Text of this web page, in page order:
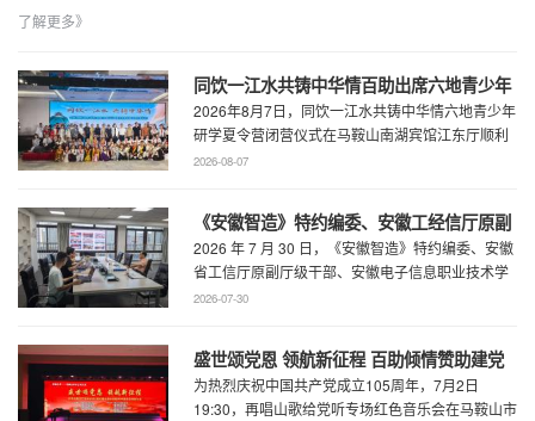
了解更多》
同饮一江水共铸中华情百助出席六地青少年
研学夏令营闭营仪式
2026年8月7日，同饮一江水共铸中华情六地青少年
研学夏令营闭营仪式在马鞍山南湖宾馆江东厅顺利
举办，百助CEO、马鞍山市新联会会长程 ...
2026-08-07
《安徽智造》特约编委、安徽工经信厅原副
厅级干部、安徽电子信息职业技术学院原党
委书记石象斌莅临百助考察交流
2026 年 7 月 30 日，《安徽智造》特约编委、安徽
省工信厅原副厅级干部、安徽电子信息职业技术学
院原党委书记石象斌莅临百助考 ...
2026-07-30
盛世颂党恩 领航新征程 百助倾情赞助建党
105周年文艺展演
为热烈庆祝中国共产党成立105周年，7月2日
19:30，再唱山歌给党听专场红色音乐会在马鞍山市